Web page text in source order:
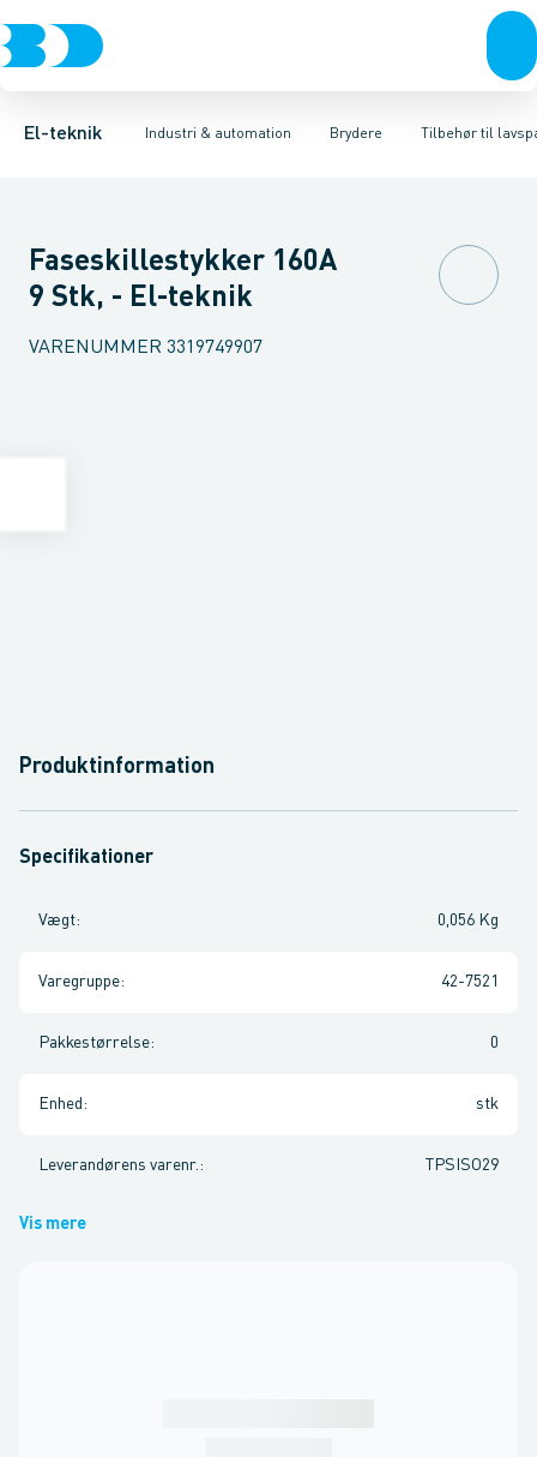
El-teknik Industri & automation
Afbrydere, stikkontakter & lampeudtagForgreningsmateriel
Brydere
Industristiksystemer Frekvensomformere og softstartere
Tilbehør til
Motorbetjening for effektafbryder Ombygningssæt til
Faseskillestykker 160A
9 Stk, - El-teknik
VARENUMMER 3319749907
Produktinformation
Specifikationer
Vægt: 0,056 Kg
Varegruppe: 42-7521
Pakkestørrelse: 0
Enhed : stk
Leverandørens varenr. : TPSISO29
Vis mere